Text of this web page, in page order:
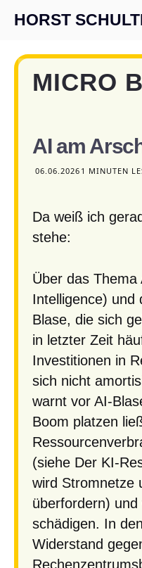
HORST
MICRO
AI am
06.06.2026 1 MINUTEN
Da weiß ich
stehe:
Über das Thema
Intelligence) und
Blase, die sich
in letzter Zeit
Investitionen in
sich nicht
warnt vor AI-
Boom platzen
(siehe Der KI-
wird Stromnetze
überfordern)
schädigen. In
Widerstand